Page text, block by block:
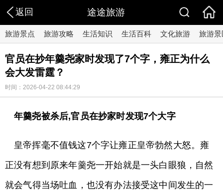
返回 途途旅游
旅游景点 旅游攻略 生活知识 生活百科 文化旅游 旅游景
官员在抄年羹尧家时发现了7个字，雍正为什么
会大发雷霆？
时间：2026-04-22 08:44:29
年羹尧被杀后,官员在抄家时发现7个大字
皇帝挥毫不值钱这7个字让雍正皇帝勃然大怒。雍
正没有想到原来年羹尧一开始就是一头白眼狼，自然
就会气得当场吐血，也没有办法接受这中间发生的一